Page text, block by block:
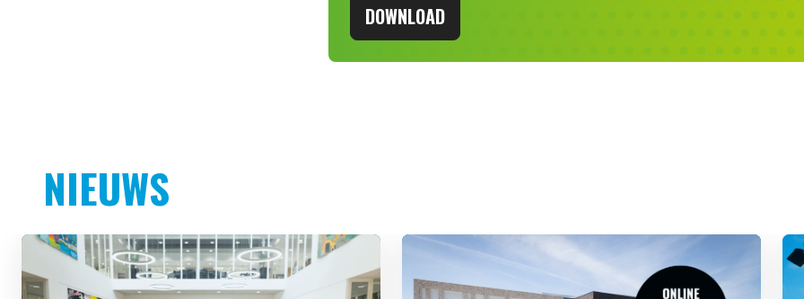
DOWNLOAD
NIEUWS